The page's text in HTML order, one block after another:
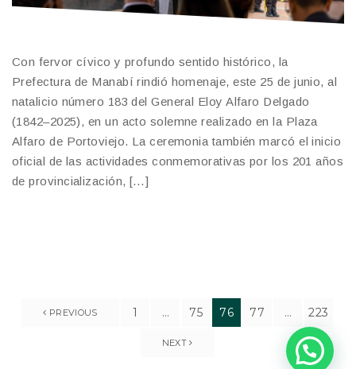
Con fervor cívico y profundo sentido histórico, la
Prefectura de Manabí rindió homenaje, este 25 de junio, al
natalicio número 183 del General Eloy Alfaro Delgado
(1842–2025), en un acto solemne realizado en la Plaza
Alfaro de Portoviejo. La ceremonia también marcó el inicio
oficial de las actividades conmemorativas por los 201 años
de provincialización, […]
PREVIOUS 1 … 75 76 77 … 223
NEXT